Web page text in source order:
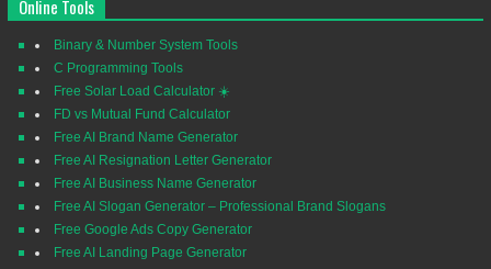
Online Tools
Binary & Number System Tools
C Programming Tools
Free Solar Load Calculator ☀️
FD vs Mutual Fund Calculator
Free AI Brand Name Generator
Free AI Resignation Letter Generator
Free AI Business Name Generator
Free AI Slogan Generator – Professional Brand Slogans
Free Google Ads Copy Generator
Free AI Landing Page Generator